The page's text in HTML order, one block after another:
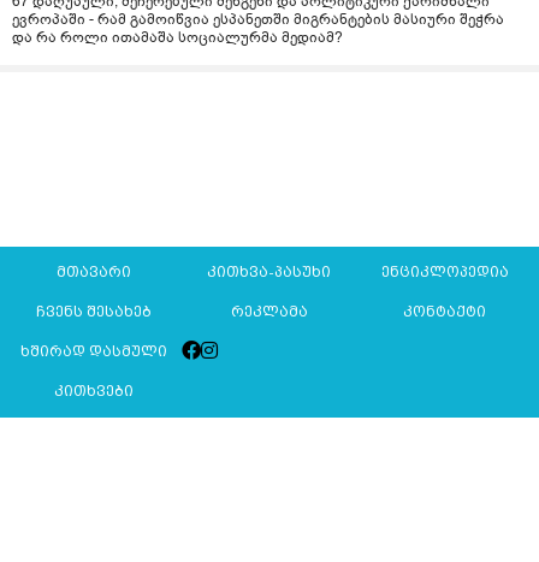
ევროპაში - რამ გამოიწვია ესპანეთში მიგრანტების მასიური შეჭრა
და რა როლი ითამაშა სოციალურმა მედიამ?
მთავარი კითხვა-პასუხი ენციკლოპედია
ჩვენს შესახებ რეკლამა კონტაქტი
ხშირად დასმული
კითხვები